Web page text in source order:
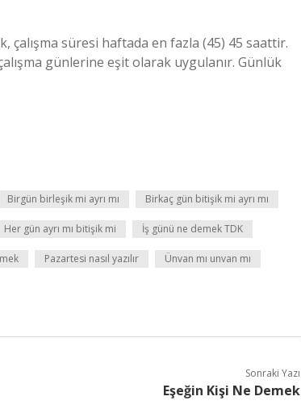
çalışma süresi haftada en fazla (45) 45 saattir.
günlerine eşit olarak uygulanır. Günlük
Birgün birleşik mi ayrı mı Birkaç gün bitişik mi ayrı mı
Her gün ayrı mı bitişik mi İş günü ne demek TDK
Pazartesi nasıl yazılır Ünvan mı unvan mı
Sonraki Yazı
Eşeğin Kişi Ne Demek